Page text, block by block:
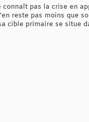
connaît pas la crise en
reste pas moins que
cible primaire se situe